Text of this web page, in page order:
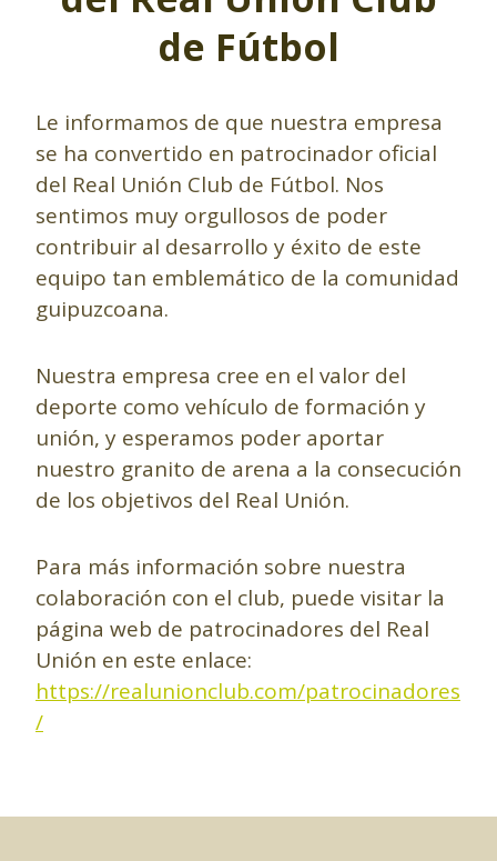
de Fútbol
Le informamos de que nuestra empresa
se ha convertido en patrocinador oficial
del Real Unión Club de Fútbol. Nos
sentimos muy orgullosos de poder
contribuir al desarrollo y éxito de este
equipo tan emblemático de la comunidad
guipuzcoana.
Nuestra empresa cree en el valor del
deporte como vehículo de formación y
unión, y esperamos poder aportar
nuestro granito de arena a la consecución
de los objetivos del Real Unión.
Para más información sobre nuestra
colaboración con el club, puede visitar la
página web de patrocinadores del Real
Unión en este enlace:
https://realunionclub.com/patrocinadores
/